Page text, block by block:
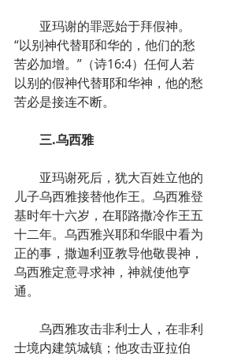
亚玛谢的罪恶始于拜假神。
“以别神代替耶和华的，他们的愁
苦必加增。”（诗16:4）任何人若
以别的假神代替耶和华神，他的愁
苦必是接连不断。
三.乌西雅
亚玛谢死后，犹大百姓立他的
儿子乌西雅接替他作王。乌西雅登
基时年十六岁，在耶路撒冷作王五
十二年。乌西雅兴耶和华眼中看为
正的事，撒迦利亚教导他敬畏神，
乌西雅定意寻求神，神就使他亨
通。
乌西雅攻击非利士人，在非利
士境内建筑城镇；他攻击亚拉伯